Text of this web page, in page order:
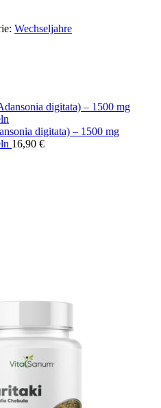
Wechseljahre
digitata) – 1500 mg
16,90 €